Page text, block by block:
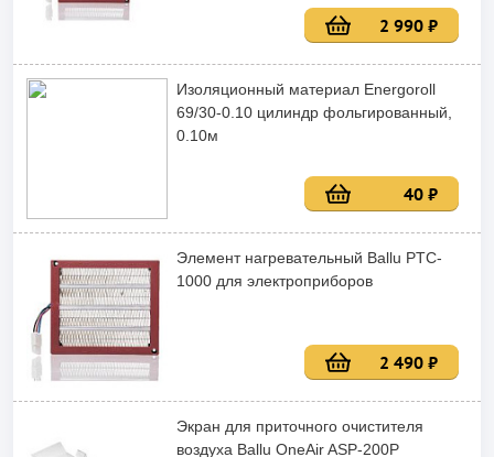
2 990 ₽
Изоляционный материал Energoroll
69/30-0.10 цилиндр фольгированный,
0.10м
40 ₽
Элемент нагревательный Ballu PTC-
1000 для электроприборов
2 490 ₽
Экран для приточного очистителя
воздуха Ballu OneAir ASP-200P